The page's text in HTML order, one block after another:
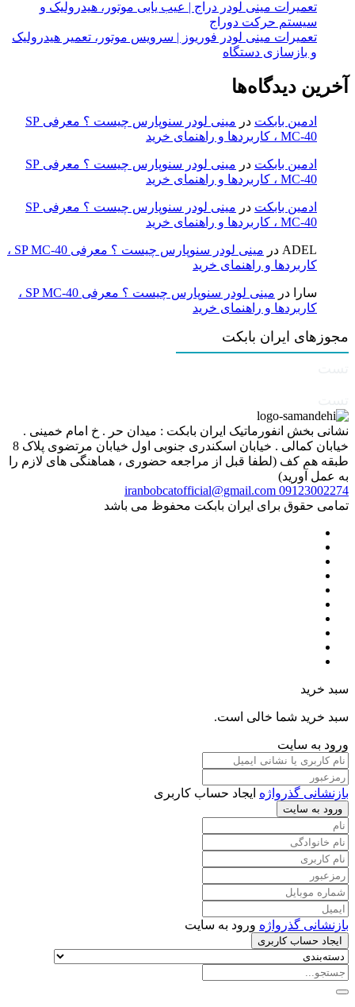
تعمیرات مینی لودر دراج | عیب یابی موتور، هیدرولیک و
سیستم حرکت دوراج
تعمیرات مینی لودر فوریوز | سرویس موتور، تعمیر هیدرولیک
و بازسازی دستگاه
آخرین دیدگاه‌ها
ادمین بابکت در
مینی لودر سنوپارس چیست ؟ معرفی SP
MC-40 ، کاربردها و راهنمای خرید
ادمین بابکت در
مینی لودر سنوپارس چیست ؟ معرفی SP
MC-40 ، کاربردها و راهنمای خرید
ادمین بابکت در
مینی لودر سنوپارس چیست ؟ معرفی SP
MC-40 ، کاربردها و راهنمای خرید
ADEL در
مینی لودر سنوپارس چیست ؟ معرفی SP MC-40 ،
کاربردها و راهنمای خرید
سارا در
مینی لودر سنوپارس چیست ؟ معرفی SP MC-40 ،
کاربردها و راهنمای خرید
مجوزهای ایران بابکت
نشانی بخش انفورماتیک ایران بابکت : میدان حر . خ امام خمینی .
خیابان کمالی . خیابان اسکندری جنوبی اول خیابان مرتضوی پلاک 8
طبقه هم کف (لطفا قبل از مراجعه حضوری ، هماهنگی های لازم را
به عمل آورید)
09123002274
iranbobcatofficial@gmail.com
تمامی حقوق برای ایران بابکت محفوظ می باشد
سبد خرید
سبد خرید شما خالی است.
ورود به سایت
بازنشانی گذرواژه ایجاد حساب کاربری
ورود به سایت
بازنشانی گذرواژه ورود به سایت
ایجاد حساب کاربری